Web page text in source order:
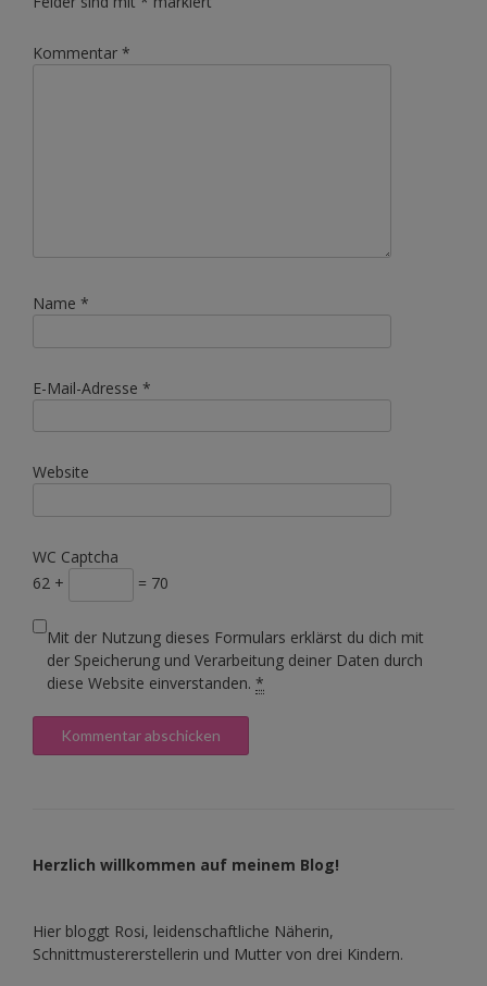
Kommentar *
Name *
E-Mail-Adresse *
Website
WC Captcha
62 +
= 70
Mit der Nutzung dieses Formulars erklärst du dich mit
der Speicherung und Verarbeitung deiner Daten durch
diese Website einverstanden. *
Herzlich willkommen auf meinem Blog!
Hier bloggt Rosi, leidenschaftliche Näherin,
Schnittmustererstellerin und Mutter von drei Kindern.